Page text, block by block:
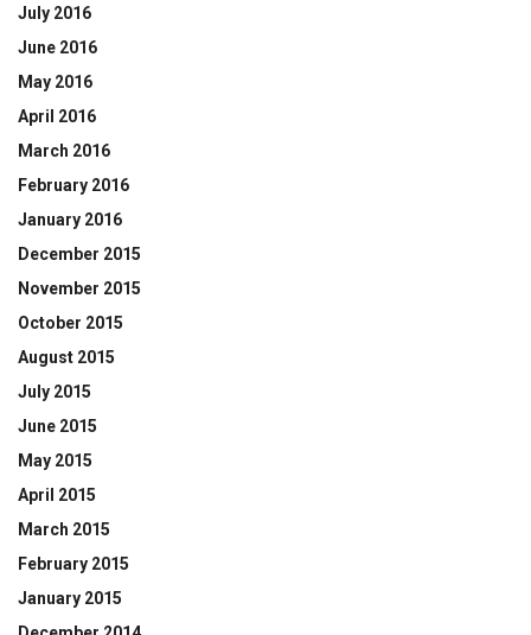
July 2016
June 2016
May 2016
April 2016
March 2016
February 2016
January 2016
December 2015
November 2015
October 2015
August 2015
July 2015
June 2015
May 2015
April 2015
March 2015
February 2015
January 2015